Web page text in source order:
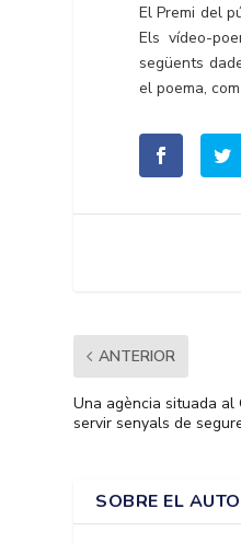
El Premi del
Els vídeo-
següents
el poema,
ANTERIOR
Una agència situada
servir senyals de
SOBRE EL